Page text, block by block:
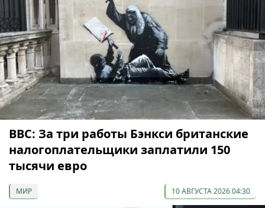
ВВС: За три работы Бэнкси британские
налогоплательщики заплатили 150
тысячи евро
МИР 10 АВГУСТА 2026 04:30